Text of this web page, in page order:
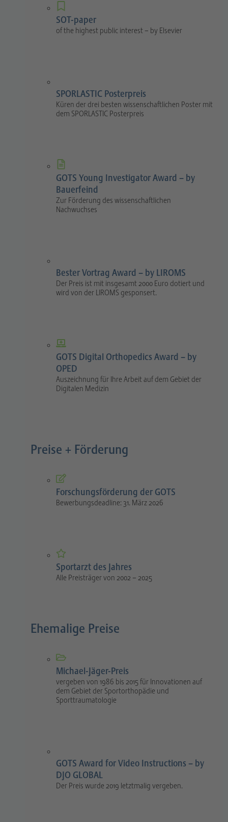
SOT-paper
of the highest public interest – by Elsevier
SPORLASTIC Posterpreis
Küren der drei besten wissenschaftlichen Poster mit
dem SPORLASTIC Posterpreis
GOTS Young Investigator Award – by
Bauerfeind
Zur Förderung des wissenschaftlichen
Nachwuchses
Bester Vortrag Award – by LIROMS
Der Preis ist mit insgesamt 2000 Euro dotiert und
wird von der LIROMS gesponsert.
GOTS Digital Orthopedics Award – by
OPED
Auszeichnung für Ihre Arbeit auf dem Gebiet der
Digitalen Medizin
Preise + Förderung
Forschungsförderung der GOTS
Bewerbungsdeadline: 31. März 2026
Sportarzt des Jahres
Alle Preisträger von 2002 – 2025
Ehemalige Preise
Michael-Jäger-Preis
vergeben von 1986 bis 2015 für Innovationen auf
dem Gebiet der Sportorthopädie und
Sporttraumatologie
GOTS Award for Video Instructions – by
DJO GLOBAL
Der Preis wurde 2019 letztmalig vergeben.